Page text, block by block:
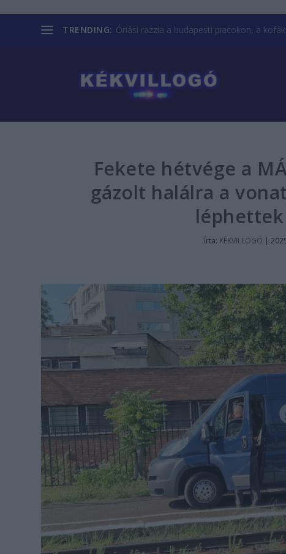
TRENDING: Óriási razzia a budapesti piacokon, a
Fekete hétvége a
gázolt halálra a
Írta: KÉKVILLOGÓ |